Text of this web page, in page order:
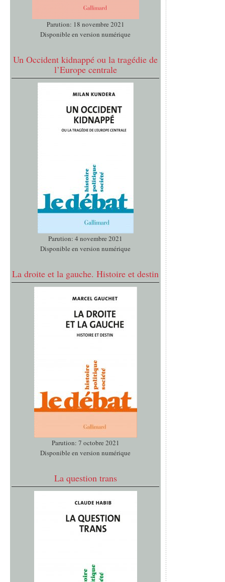
Parution: 18 novembre 2021
Disponible en version numérique
Un Occident kidnappé ou la tragédie de
l’Europe centrale
Parution: 4 novembre 2021
Disponible en version numérique
La droite et la gauche. Histoire et destin
Parution: 7 octobre 2021
Disponible en version numérique
La question trans